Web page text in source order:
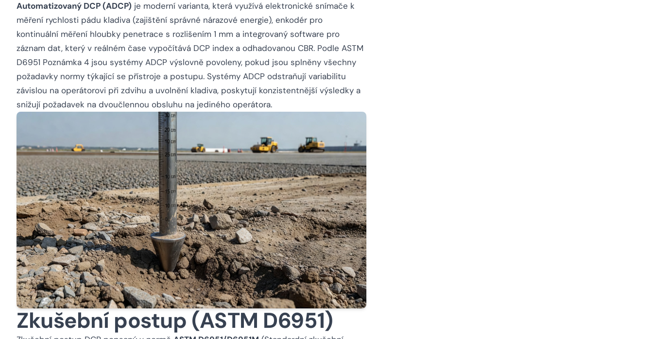
Automatizovaný DCP (ADCP) je moderní varianta, která využívá elektronické snímače k
měření rychlosti pádu kladiva (zajištění správné nárazové energie), enkodér pro
kontinuální měření hloubky penetrace s rozlišením 1 mm a integrovaný software pro
záznam dat, který v reálném čase vypočítává DCP index a odhadovanou CBR. Podle ASTM
D6951 Poznámka 4 jsou systémy ADCP výslovně povoleny, pokud jsou splněny všechny
požadavky normy týkající se přístroje a postupu. Systémy ADCP odstraňují variabilitu
závislou na operátorovi při zdvihu a uvolnění kladiva, poskytují konzistentnější výsledky a
snižují požadavek na dvoučlennou obsluhu na jediného operátora.
Zkušební postup (ASTM D6951)